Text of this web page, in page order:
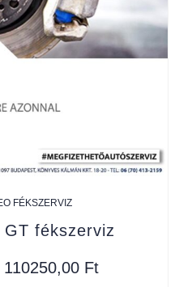
FÉKSZERVIZ
fékszerviz
110250,00 Ft